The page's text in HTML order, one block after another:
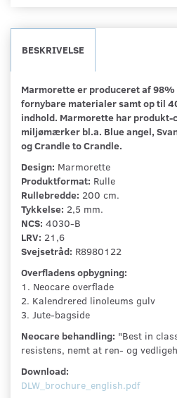
BESKRIVELSE
Marmorette er produceret af
fornybare materialer samt op til
indhold. Marmorette har
miljømærker bl.a. Blue angel,
og Crandle to Crandle.
Design: Marmorette
Produktformat: Rulle
Rullebredde: 200 cm.
Tykkelse: 2,5 mm.
NCS: 4030-B
LRV: 21,6
Svejsetråd: R8980122
Overfladens opbygning:
1. Neocare overflade
2. Kalendrered linoleums gulv
3. Jute-bagside
Neocare behandling: "Best in
resistens, nemt at ren- og
Download:
DLW_brochure_english.pdf